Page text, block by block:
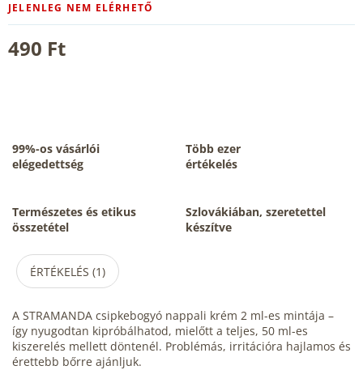
490 Ft
JELENLEG NEM ELÉRHETŐ
99%-os vásárlói
elégedettség
Több ezer
értékelés
Természetes és etikus
összetétel
Szlovákiában, szeretettel
készítve
ÉRTÉKELÉS (1)
A STRAMANDA csipkebogyó nappali krém 2 ml-es mintája –
így nyugodtan kipróbálhatod, mielőtt a teljes, 50 ml-es
kiszerelés mellett döntenél. Problémás, irritációra hajlamos és
érettebb bőrre ajánljuk.